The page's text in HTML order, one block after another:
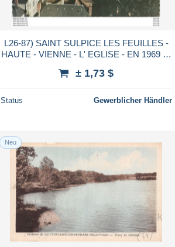
L26-87) SAINT SULPICE LES FEUILLES -
HAUTE - VIENNE - L' EGLISE - EN 1969 - (
± 1,73 $
Status Gewerblicher Händler
Neu